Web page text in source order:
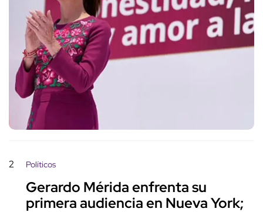
2 Políticos
Gerardo Mérida enfrenta su
primera audiencia en Nueva York;